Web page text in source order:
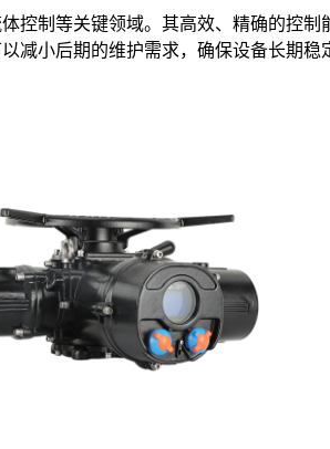
控制等关键领域。其高效、精确的控
减小后期的维护需求，确保设备长期稳